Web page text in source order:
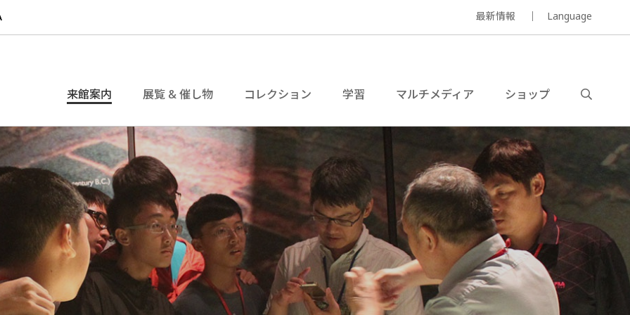
最新情報 Language
来館案内 展覧 & 催し物 コレクション 学習 マルチメディア ショップ